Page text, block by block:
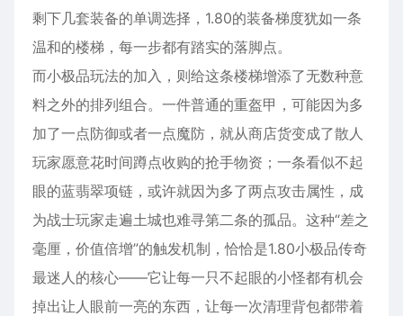
剩下几套装备的单调选择，1.80的装备梯度犹如一条
温和的楼梯，每一步都有踏实的落脚点。
而小极品玩法的加入，则给这条楼梯增添了无数种意
料之外的排列组合。一件普通的重盔甲，可能因为多
加了一点防御或者一点魔防，就从商店货变成了散人
玩家愿意花时间蹲点收购的抢手物资；一条看似不起
眼的蓝翡翠项链，或许就因为多了两点攻击属性，成
为战士玩家走遍土城也难寻第二条的孤品。这种“差之
毫厘，价值倍增”的触发机制，恰恰是1.80小极品传奇
最迷人的核心——它让每一只不起眼的小怪都有机会
掉出让人眼前一亮的东西，让每一次清理背包都带着